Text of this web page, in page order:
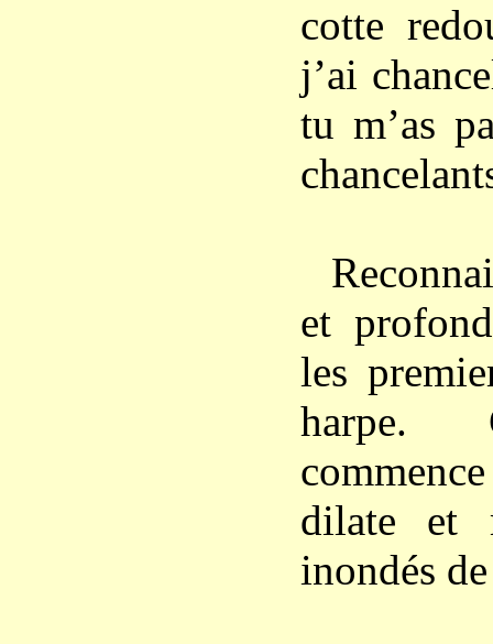
cotte
j’ai
tu m’as
et
les
harpe.
dilate et
inondés